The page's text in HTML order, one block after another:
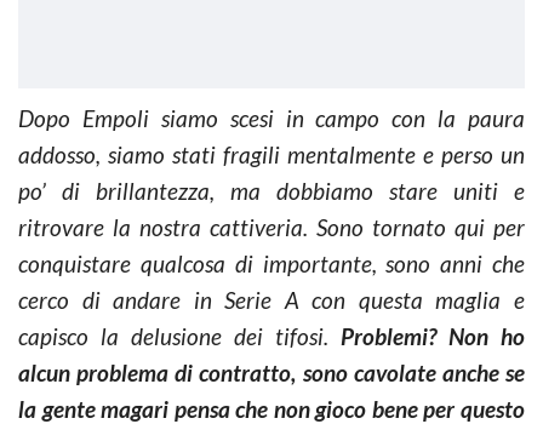
Dopo Empoli siamo scesi in campo con la paura
addosso, siamo stati fragili mentalmente e perso un
po’ di brillantezza, ma dobbiamo stare uniti e
ritrovare la nostra cattiveria. Sono tornato qui per
conquistare qualcosa di importante, sono anni che
cerco di andare in Serie A con questa maglia e
capisco la delusione dei tifosi. Problemi? Non ho
alcun problema di contratto, sono cavolate anche se
la gente magari pensa che non gioco bene per questo